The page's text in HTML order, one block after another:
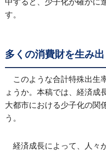
中すると、少子化が確かに
す。
多くの消費財を生み
このような合計特殊出生
ょうか。本稿では、経済成
大都市における少子化の関
う。
経済成長によって、人々